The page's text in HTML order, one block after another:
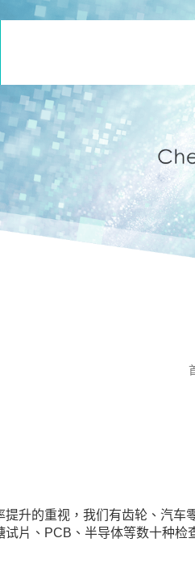
升的重视，我们有齿轮、汽
片、PCB、半导体等数十种检